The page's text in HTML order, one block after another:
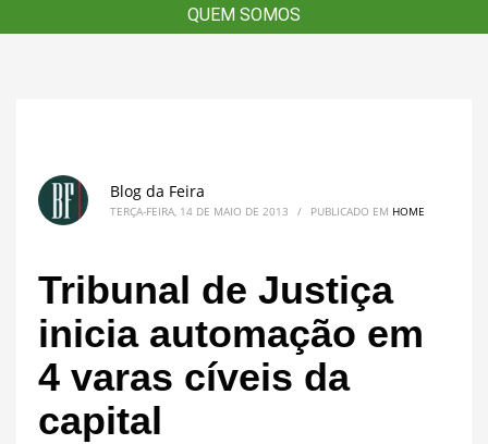
QUEM SOMOS
QUEM SOMOS
Blog da Feira
TERÇA-FEIRA, 14 DE MAIO DE 2013 / PUBLICADO EM HOME
Tribunal de Justiça
inicia automação em
4 varas cíveis da
capital